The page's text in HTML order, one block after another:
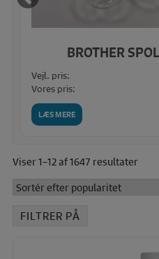
BROTHER
Vejl. pris:
Vores pris:
LÆS MERE
Viser 1–12 af 1647 resultater
FILTRER PÅ